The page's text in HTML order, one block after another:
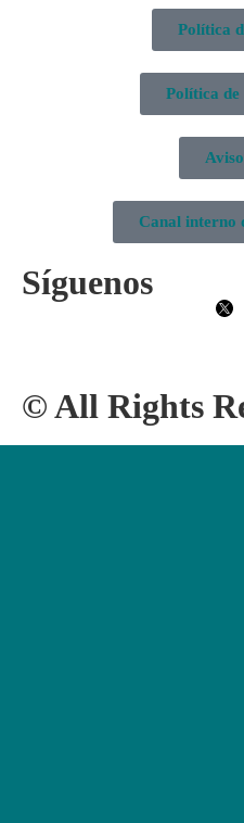
Política
Política
Canal interno
Síguenos
© All Rights